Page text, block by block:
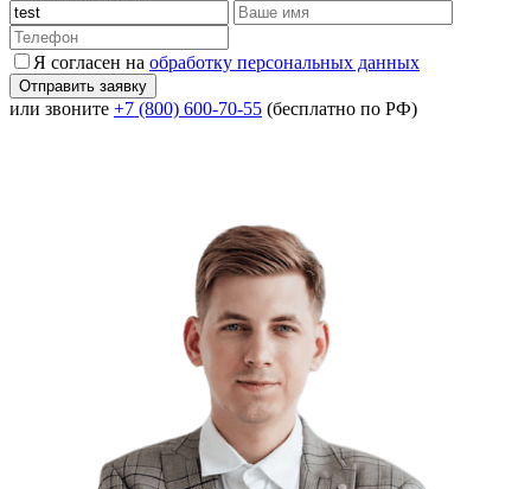
Я согласен на обработку персональных данных
или звоните +7 (800) 600-70-55 (бесплатно по РФ)